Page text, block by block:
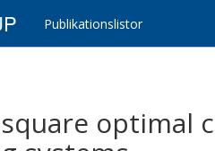
Publikationslistor
optimal